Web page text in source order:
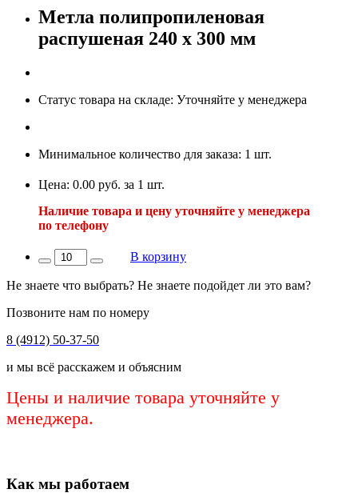
Метла полипропиленовая
распушеная 240 х 300 мм
Статус товара на складе: Уточняйте у менеджера
Минимальное количество для заказа: 1 шт.
Цена: 0.00 руб. за 1 шт.
Наличие товара и цену уточняйте у менеджера
по телефону
В корзину
Не знаете что выбрать? Не знаете подойдет ли это вам?
Позвоните нам по номеру
8 (4912) 50-37-50
и мы всё расскажем и объясним
Цены и наличие товара уточняйте у
менеджера.
Как мы работаем